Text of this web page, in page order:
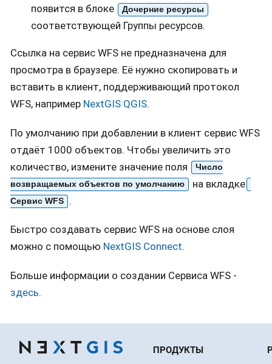
появится в блоке Дочерние ресурсы
соответствующей Группы ресурсов.
Ссылка на сервис WFS не предназначена для
просмотра в браузере. Её нужно скопировать и
вставить в клиент, поддерживающий протокол
WFS, например NextGIS QGIS.
По умолчанию при добавлении в клиент сервис WFS
отдаёт 1000 объектов. Чтобы увеличить это
количество, измените значение поля
Число
возвращаемых объектов по умолчанию
на вкладке
Сервис WFS .
Быстро создавать сервис WFS на основе слоя
можно с помощью NextGIS Connect.
Больше информации о создании Сервиса WFS -
здесь.
ПРОДУКТЫ